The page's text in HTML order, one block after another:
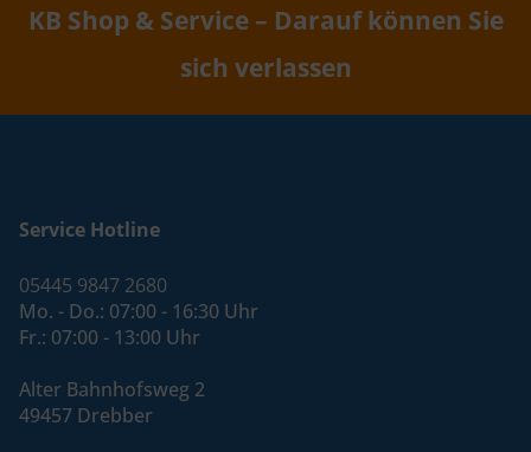
KB Shop & Service – Darauf können Sie
sich verlassen
Service Hotline
05445 9847 2680
Mo. - Do.: 07:00 - 16:30 Uhr
Fr.: 07:00 - 13:00 Uhr
Alter Bahnhofsweg 2
49457 Drebber